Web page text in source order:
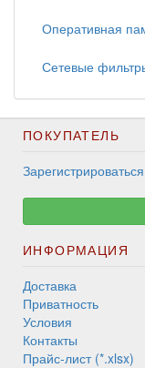
Оперативная
Сетевые
ПОКУПАТЕЛЬ
Зарегистрироваться
ИНФОРМАЦИЯ
Доставка
Приватность
Условия
Контакты
Прайс-лист (*.xlsx)